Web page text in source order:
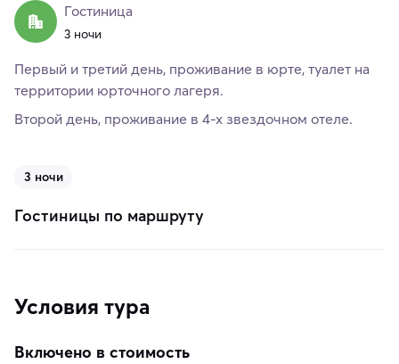
Гостиница
3 ночи
Первый и третий день, проживание в юрте, туалет на
территории юрточного лагеря.
Второй день, проживание в 4-х звездочном отеле.
3 ночи
Гостиницы по маршруту
Условия тура
Включено в стоимость